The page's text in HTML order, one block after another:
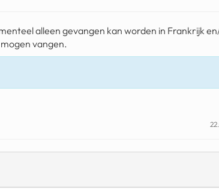
alleen gevangen kan worden in Frankrijk
vangen.